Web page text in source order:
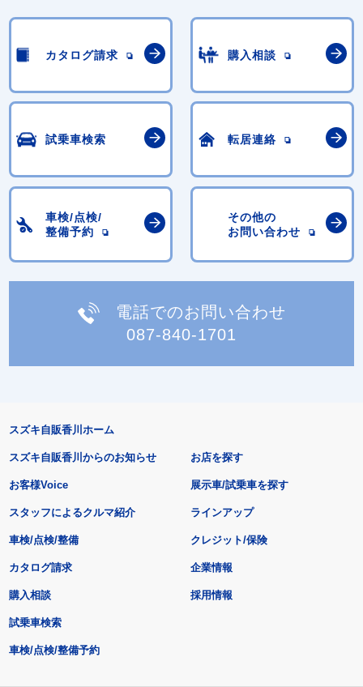
カタログ請求 購入相談
試乗車検索 転居連絡
車検/点検/
整備予約
その他の
お問い合わせ
電話でのお問い合わせ
087-840-1701
スズキ自販香川ホーム
スズキ自販香川からのお知らせ
お客様Voice
スタッフによるクルマ紹介
お店を探す
展示車/試乗車を探す
ラインアップ
車検/点検/整備 クレジット/保険
カタログ請求
購入相談
試乗車検索
車検/点検/整備予約
企業情報
採用情報